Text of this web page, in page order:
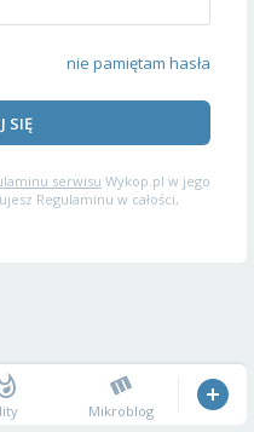
nie pamiętam hasła
SIĘ
serwisu Wykop.pl w jego
Regulaminu w całości,
Mikroblog